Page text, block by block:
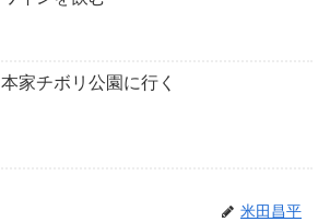
本家チボリ公園に行く
米田昌平